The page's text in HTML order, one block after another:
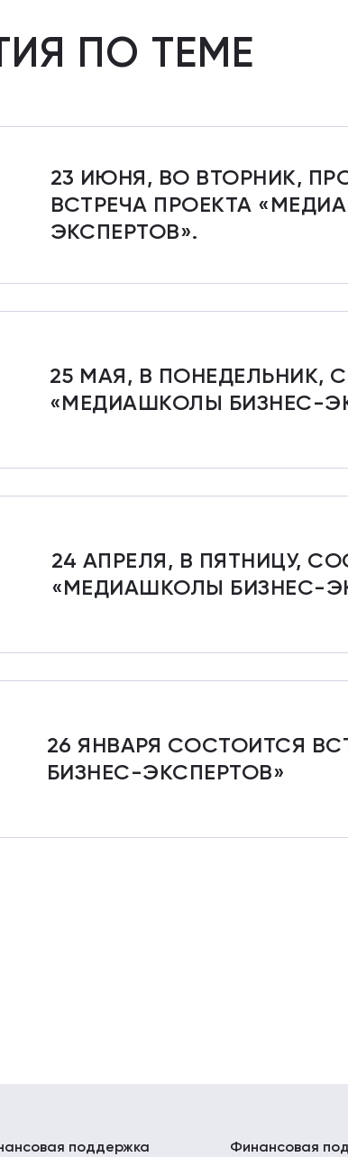
ПО ТЕМЕ
23 ИЮНЯ, ВО ВТОРНИК,
ВСТРЕЧА ПРОЕКТА
ЭКСПЕРТОВ».
25 МАЯ, В ПОНЕДЕЛЬНИК,
«МЕДИАШКОЛЫ БИЗНЕС-
24 АПРЕЛЯ, В ПЯТНИЦУ,
«МЕДИАШКОЛЫ БИЗНЕС-
26 ЯНВАРЯ СОСТОИТСЯ
БИЗНЕС-ЭКСПЕРТОВ»
поддержка Финансовая